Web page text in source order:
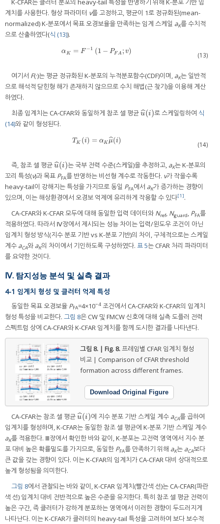
K-CFAR는 클러터 분포의 heavy-tail 특성을 반영하기 위해 K-분포 기반 임
계치를 사용한다. 형상 파라미터 v를 고정하고, 평균이 1로 정규화된(mean-
normalized) K-분포에서 목표 오경보율을 만족하는 임계 스케일 aK를 수치적
으로 산출하였다(식 (13)).
α K = F −1 (1 − PF A ; v)
α K=F− 11−PFA;v (13)
여기서 F(·)는 평균 정규화된 K-분포의 누적분포함수(CDF)이며, aK는 일반적
으로 해석적 닫힌형 해가 존재하지 않으므로 수치 해법(근 찾기)을 이용해 계산
하였다.
최종 임계치는 CA-CFAR와 동일하게 참조 셀 평균u
ˆ(i)
u^(i)로 스케일링하여 식
(14)와 같이 형성된다.
T K (i) = αK μ
ˆ(i)
TK(i) =α Kμ^(i) (14)
즉, 참조 셀 평균u
ˆ(i)
u^(i)는 국부 전력 수준(스케일)을 추정하고, aK는 K-분포의
꼬리 특성(v)과 목표 PFA를 반영하는 비선형 계수로 작동한다. v가 작을수록
heavy-tail이 강해지는 특성을 가지므로 동일 PFA에서 aK가 증가하는 경향이
있으며, 이는 해상환경에서 오경보 억제에 유리하게 작용할 수 있다[1].
CA-CFAR와 K-CFAR 모두에 대해 동일한 입력 데이터와 Nref, Nguard, PFA를
적용하였다. 따라서 Ⅳ장에서 제시되는 성능 차이는 입력/윈도우 조건이 아닌
임계치 형성 방식(지수 분포 기반 vs K-분포 기반)의 차이, 구체적으로는 스케일
계수 aCA와 aK의 차이에서 기인하도록 구성하였다. 표 5는 CFAR 처리 파라미터
를 요약한 것이다.
Ⅳ. 탐지성능 분석 및 실측 결과
4-1 임계치 형성 및 클러터 억제 특성
동일한 목표 오경보율 PFA=4×10−4 조건에서 CA-CFAR와 K-CFAR의 임계치
형성 특성을 비교한다. 그림 8은 CW 및 FMCW 신호에 대해 실측 도플러 전력
스펙트럼 상에 CA-CFAR와 K-CFAR 임계치를 함께 도시한 결과를 나타낸다.
그림 8. | Fig. 8.프레임별 CFAR 임계치 형성
비교 | Comparison of CFAR threshold
formation across different frames.
Download Original Figure
CA-CFAR는 참조 셀 평균u
ˆ(i)
u^(i) 에 지수 분포 기반 스케일 계수 aCA를 곱하여
임계치를 형성하며, K-CFAR는 동일한 참조 셀 평균에 K-분포 기반 스케일 계수
aK를 적용한다. Ⅲ장에서 확인한 바와 같이, K-분포는 고전력 영역에서 지수 분
포 대비 높은 확률밀도를 가지므로, 동일한 PFA를 만족하기 위해 aK는 aCA보다
큰 값을 갖는 경향이 있다. 이는 K-CFAR의 임계치가 CA-CFAR 대비 상대적으로
높게 형성됨을 의미한다.
그림 8에서 관찰되는 바와 같이, K-CFAR 임계치(빨간색 선)는 CA-CFAR(파란
색 선) 임계치 대비 전반적으로 높은 수준을 유지한다. 특히 참조 셀 평균 전력이
높은 구간, 즉 클러터가 강하게 분포하는 영역에서 이러한 경향이 두드러지게
나타난다. 이는 K-CFAR가 클러터의 heavy-tail 특성을 고려하여 보다 보수적